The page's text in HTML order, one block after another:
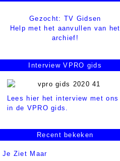
Gezocht: TV Gidsen
Help met het aanvullen van het
archief!
Interview VPRO gids
Lees hier het interview met ons
in de VPRO gids.
Recent bekeken
Je Ziet Maar